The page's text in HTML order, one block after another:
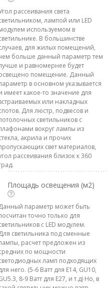
рассеивания света
лампой или LED
используемом в
В большинстве
для жилых помещений,
больше данный параметр тем
и равномернее будет
помещение. Данный
в основном указывается
имеет какое-то значение для
или накладных
Для люстр, подвесов и
светильников с
вокруг лампы из
акрила и прочих
свет материалов,
рассеивания близок к 360
Площадь освещения (м2)
параметр может быть
точно только для
с LED модулем.
светильника под сменные
расчет предложен из
по мощности
ламп подходящих
него. (5-6 Ватт для E14, GU10,
8-9 Ватт для E27, и т.д) Но, в